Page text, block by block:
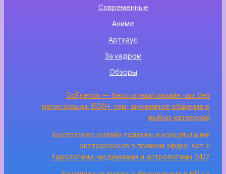
Современные
Аниме
Артхаус
За кадром
Обзоры
GoFriends — бесплатный онлайн‑чат без
регистрации: 1500+ тем, анонимное общение и
выбор категорий
Бесплатное онлайн-гадание и консультации
экстрасенсов в прямом эфире: чат с
тарологами, медиумами и астрологами 24/7